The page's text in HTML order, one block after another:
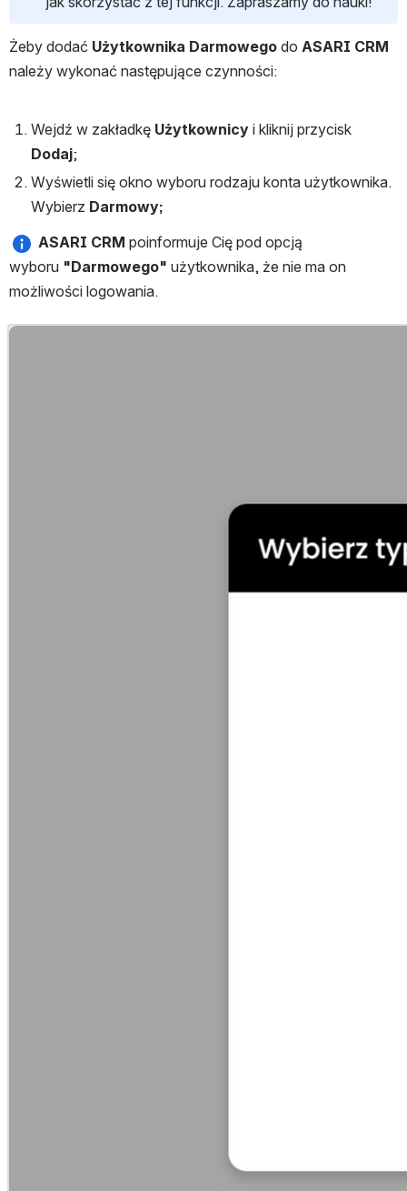
Żeby dodać Użytkownika Darmowego do ASARI CRM
należy wykonać następujące czynności:
Wejdź w zakładkę Użytkownicy
Dodaj;
Wyświetli się okno wyboru rodzaju konta użytkownika.
Wybierz Darmowy;
ASARI CRM poinformuje Cię pod opcją
wyboru "Darmowego" użytkownika, że nie ma on
możliwości logowania.